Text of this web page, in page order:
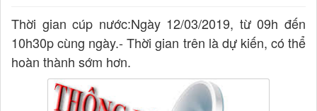
Thời gian cúp nước:Ngày 12/03/2019, từ 09h đến
10h30p cùng ngày.- Thời gian trên là dự kiến, có thể
hoàn thành sớm hơn.